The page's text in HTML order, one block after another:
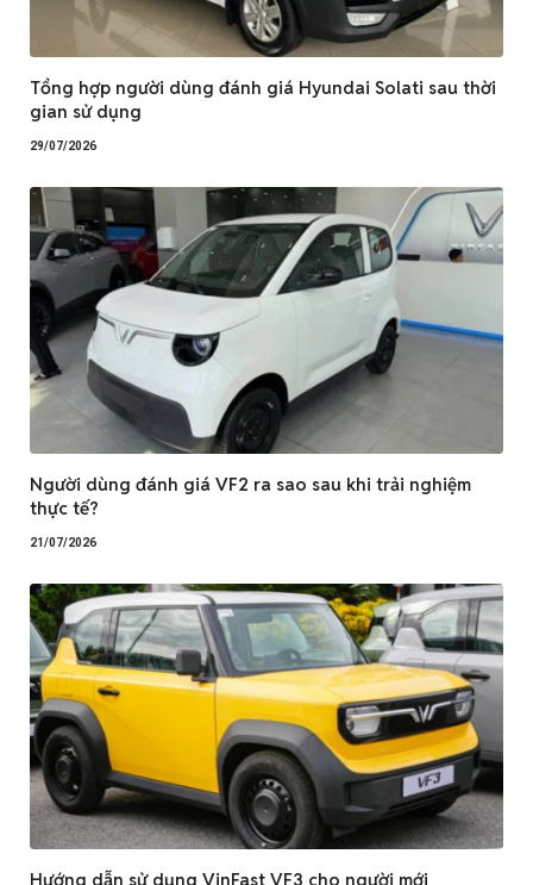
Tổng hợp người dùng đánh giá Hyundai Solati sau thời
gian sử dụng
29/07/2026
Người dùng đánh giá VF2 ra sao sau khi trải nghiệm
thực tế?
21/07/2026
Hướng dẫn sử dụng VinFast VF3 cho người mới